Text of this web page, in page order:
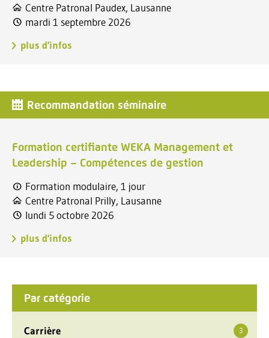
Centre Patronal Paudex, Lausanne
mardi 1 septembre 2026
plus d'infos
Recommandation séminaire
Formation certifiante WEKA Management et
Leadership – Compétences de gestion
Formation modulaire, 1 jour
Centre Patronal Prilly, Lausanne
lundi 5 octobre 2026
plus d'infos
Par catégorie
Carrière 3